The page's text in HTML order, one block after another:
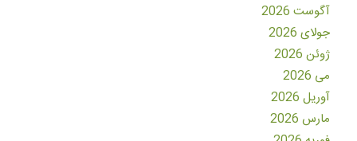
آگوست 2026
جولای 2026
ژوئن 2026
می 2026
آوریل 2026
مارس 2026